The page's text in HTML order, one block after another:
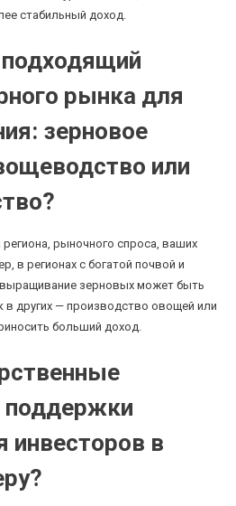
стабильный доход.
рынка для
зерновое
или
рыночного спроса, ваших
в регионах с богатой почвой и
зерновых может быть
в других — производство овощей или
больший доход.
инвесторов в